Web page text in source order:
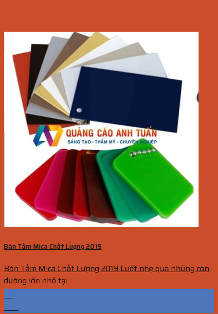
Bán Tấm Mica Chất Lượng 2019
Bán Tấm Mica Chất Lượng 2019 Lướt nhẹ qua những con
đường lớn nhỏ tại...
26
Th7